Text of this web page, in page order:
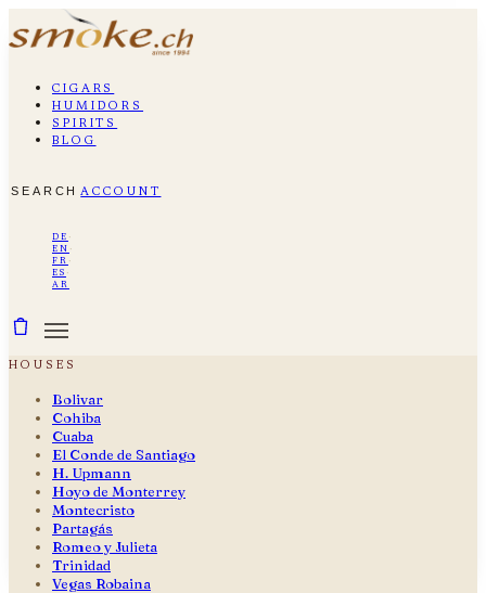
cigars
humidors
spirits
blog
search account
de ·
en ·
fr ·
es ·
ar
houses
Bolivar
Cohiba
Cuaba
El Conde de Santiago
H. Upmann
Hoyo de Monterrey
Montecristo
Partagás
Romeo y Julieta
Trinidad
Vegas Robaina